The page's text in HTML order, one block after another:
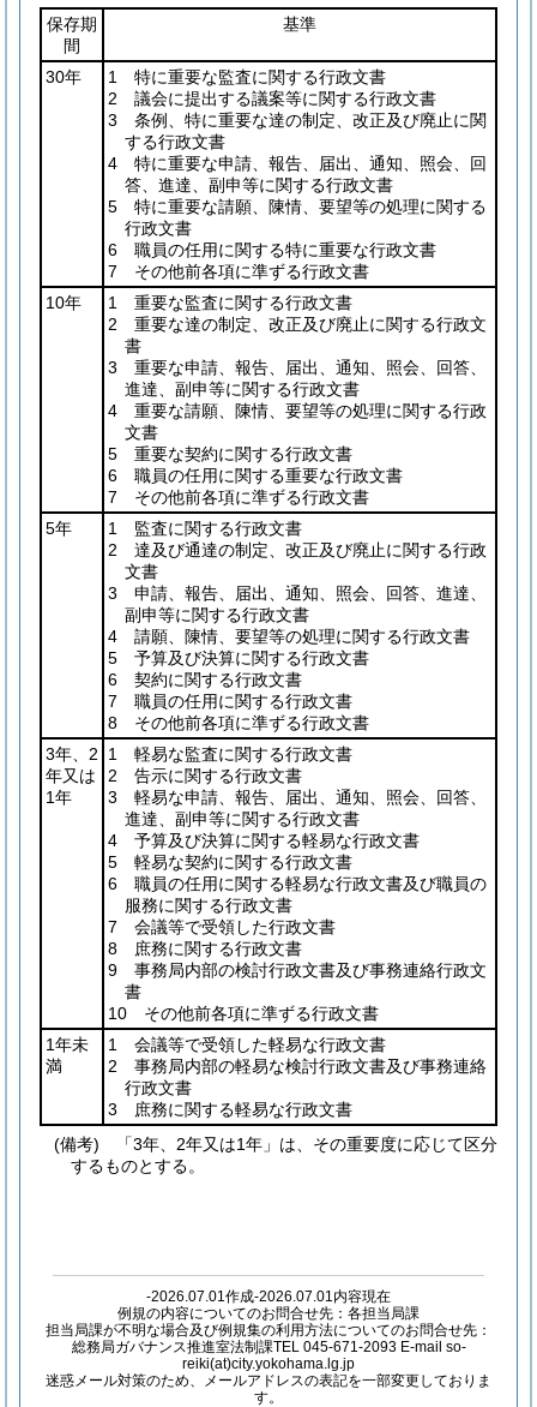
保存期
間
基準
30年
1 特に重要な監査に関する行政文書
2 議会に提出する議案等に関する行政文書
3 条例、特に重要な達の制定、改正及び廃止に関
する行政文書
4 特に重要な申請、報告、届出、通知、照会、回
答、進達、副申等に関する行政文書
5 特に重要な請願、陳情、要望等の処理に関する
行政文書
6 職員の任用に関する特に重要な行政文書
7 その他前各項に準ずる行政文書
10年
1 重要な監査に関する行政文書
2 重要な達の制定、改正及び廃止に関する行政文
書
3 重要な申請、報告、届出、通知、照会、回答、
進達、副申等に関する行政文書
4 重要な請願、陳情、要望等の処理に関する行政
文書
5 重要な契約に関する行政文書
6 職員の任用に関する重要な行政文書
7 その他前各項に準ずる行政文書
5年
1 監査に関する行政文書
2 達及び通達の制定、改正及び廃止に関する行政
文書
3 申請、報告、届出、通知、照会、回答、進達、
副申等に関する行政文書
4 請願、陳情、要望等の処理に関する行政文書
5 予算及び決算に関する行政文書
6 契約に関する行政文書
7 職員の任用に関する行政文書
8 その他前各項に準ずる行政文書
3年、2
年又は
1年
1 軽易な監査に関する行政文書
2 告示に関する行政文書
3 軽易な申請、報告、届出、通知、照会、回答、
進達、副申等に関する行政文書
4 予算及び決算に関する軽易な行政文書
5 軽易な契約に関する行政文書
6 職員の任用に関する軽易な行政文書及び職員の
服務に関する行政文書
7 会議等で受領した行政文書
8 庶務に関する行政文書
9 事務局内部の検討行政文書及び事務連絡行政文
書
10 その他前各項に準ずる行政文書
1年未
満
1 会議等で受領した軽易な行政文書
2 事務局内部の軽易な検討行政文書及び事務連絡
行政文書
3 庶務に関する軽易な行政文書
(備考) 「3年、2年又は1年」は、その重要度に応じて区分
するものとする。
-2026.07.01作成-2026.07.01内容現在
例規の内容についてのお問合せ先：各担当局課
担当局課が不明な場合及び例規集の利用方法についてのお問合せ先：
総務局ガバナンス推進室法制課TEL 045-671-2093 E-mail so-
reiki(at)city.yokohama.lg.jp
迷惑メール対策のため、メールアドレスの表記を一部変更しておりま
す。